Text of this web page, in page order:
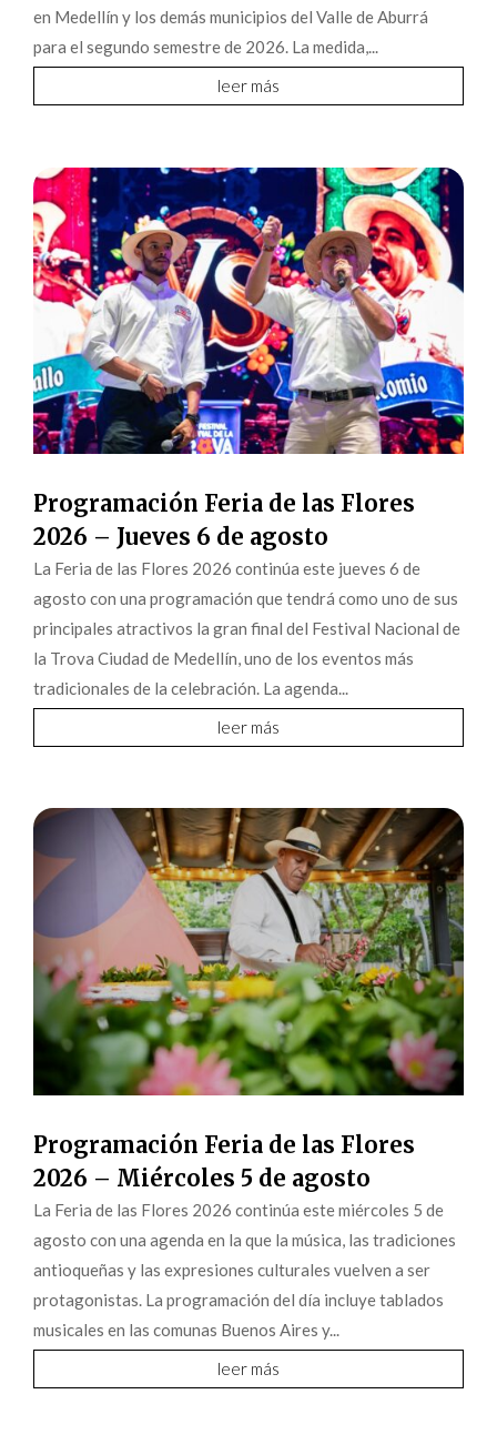
en Medellín y los demás municipios del Valle de Aburrá
para el segundo semestre de 2026. La medida,...
leer más
Programación Feria de las Flores
2026 – Jueves 6 de agosto
La Feria de las Flores 2026 continúa este jueves 6 de
agosto con una programación que tendrá como uno de sus
principales atractivos la gran final del Festival Nacional de
la Trova Ciudad de Medellín, uno de los eventos más
tradicionales de la celebración. La agenda...
leer más
Programación Feria de las Flores
2026 – Miércoles 5 de agosto
La Feria de las Flores 2026 continúa este miércoles 5 de
agosto con una agenda en la que la música, las tradiciones
antioqueñas y las expresiones culturales vuelven a ser
protagonistas. La programación del día incluye tablados
musicales en las comunas Buenos Aires y...
leer más